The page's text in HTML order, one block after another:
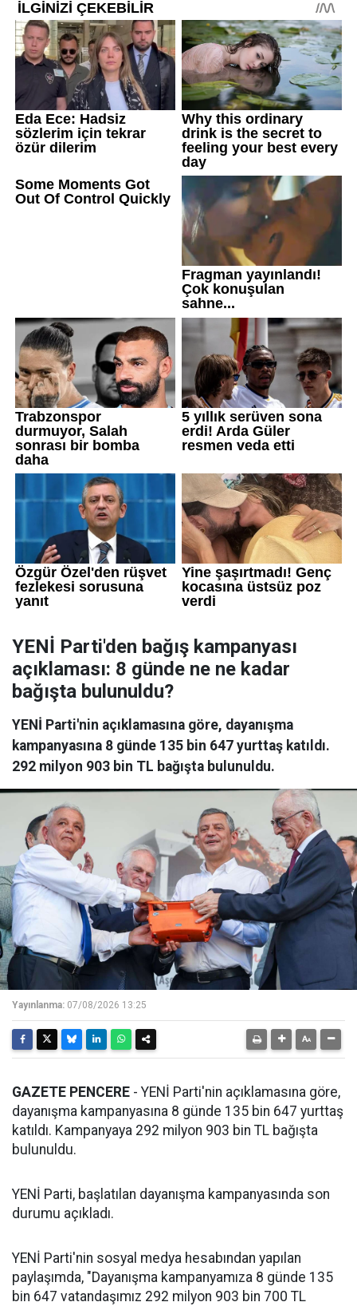
YENİ Parti'den bağış kampanyası
açıklaması: 8 günde ne ne kadar
bağışta bulunuldu?
YENİ Parti'nin açıklamasına göre, dayanışma
kampanyasına 8 günde 135 bin 647 yurttaş katıldı.
292 milyon 903 bin TL bağışta bulunuldu.
Yayınlanma: 07/08/2026 13:25
GAZETE PENCERE - YENİ Parti'nin açıklamasına göre,
dayanışma kampanyasına 8 günde 135 bin 647 yurttaş
katıldı. Kampanyaya 292 milyon 903 bin TL bağışta
bulunuldu.
YENİ Parti, başlatılan dayanışma kampanyasında son
durumu açıkladı.
YENİ Parti'nin sosyal medya hesabından yapılan
paylaşımda, "Dayanışma kampanyamıza 8 günde 135
bin 647 vatandaşımız 292 milyon 903 bin 700 TL